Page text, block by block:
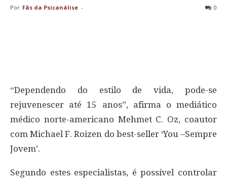
Por Fãs da Psicanálise - 0
“Dependendo do estilo de vida, pode-se
rejuvenescer até 15 anos”, afirma o mediático
médico norte-americano Mehmet C. Oz, coautor
com Michael F. Roizen do best-seller ‘You –Sempre
Jovem’.
Segundo estes especialistas, é possível controlar